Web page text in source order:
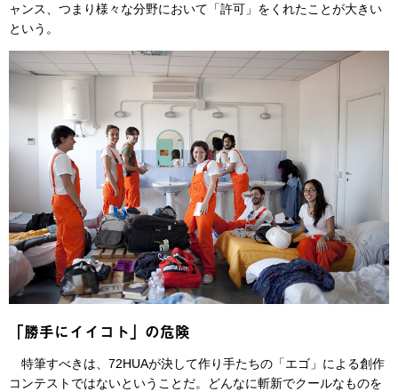
ャンス、つまり様々な分野において「許可」をくれたことが大きい
という。
「勝手にイイコト」の危険
特筆すべきは、72HUAが決して作り手たちの「エゴ」による創作
コンテストではないということだ。どんなに斬新でクールなものを